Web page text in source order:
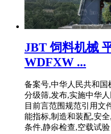
JBT 饲料机械
WDFXW ...
备案号,中华人民共和
分级筛,发布,实施中华
目前言范围规范引用文
能指标,制造和装配,安
条件,静尜检查,空载试验